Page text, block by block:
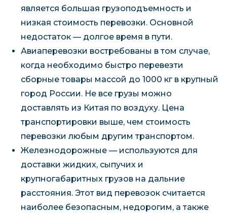
является большая грузоподъемность и
низкая стоимость перевозки. Основной
недостаток — долгое время в пути.
Авиаперевозки востребованы в том случае,
когда необходимо быстро перевезти
сборные товары массой до 1000 кг в крупный
город России. Не все грузы можно
доставлять из Китая по воздуху. Цена
транспортировки выше, чем стоимость
перевозки любым другим транспортом.
Железнодорожные — используются для
доставки жидких, сыпучих и
крупногабаритных грузов на дальние
расстояния. Этот вид перевозок считается
наиболее безопасным, недорогим, а также